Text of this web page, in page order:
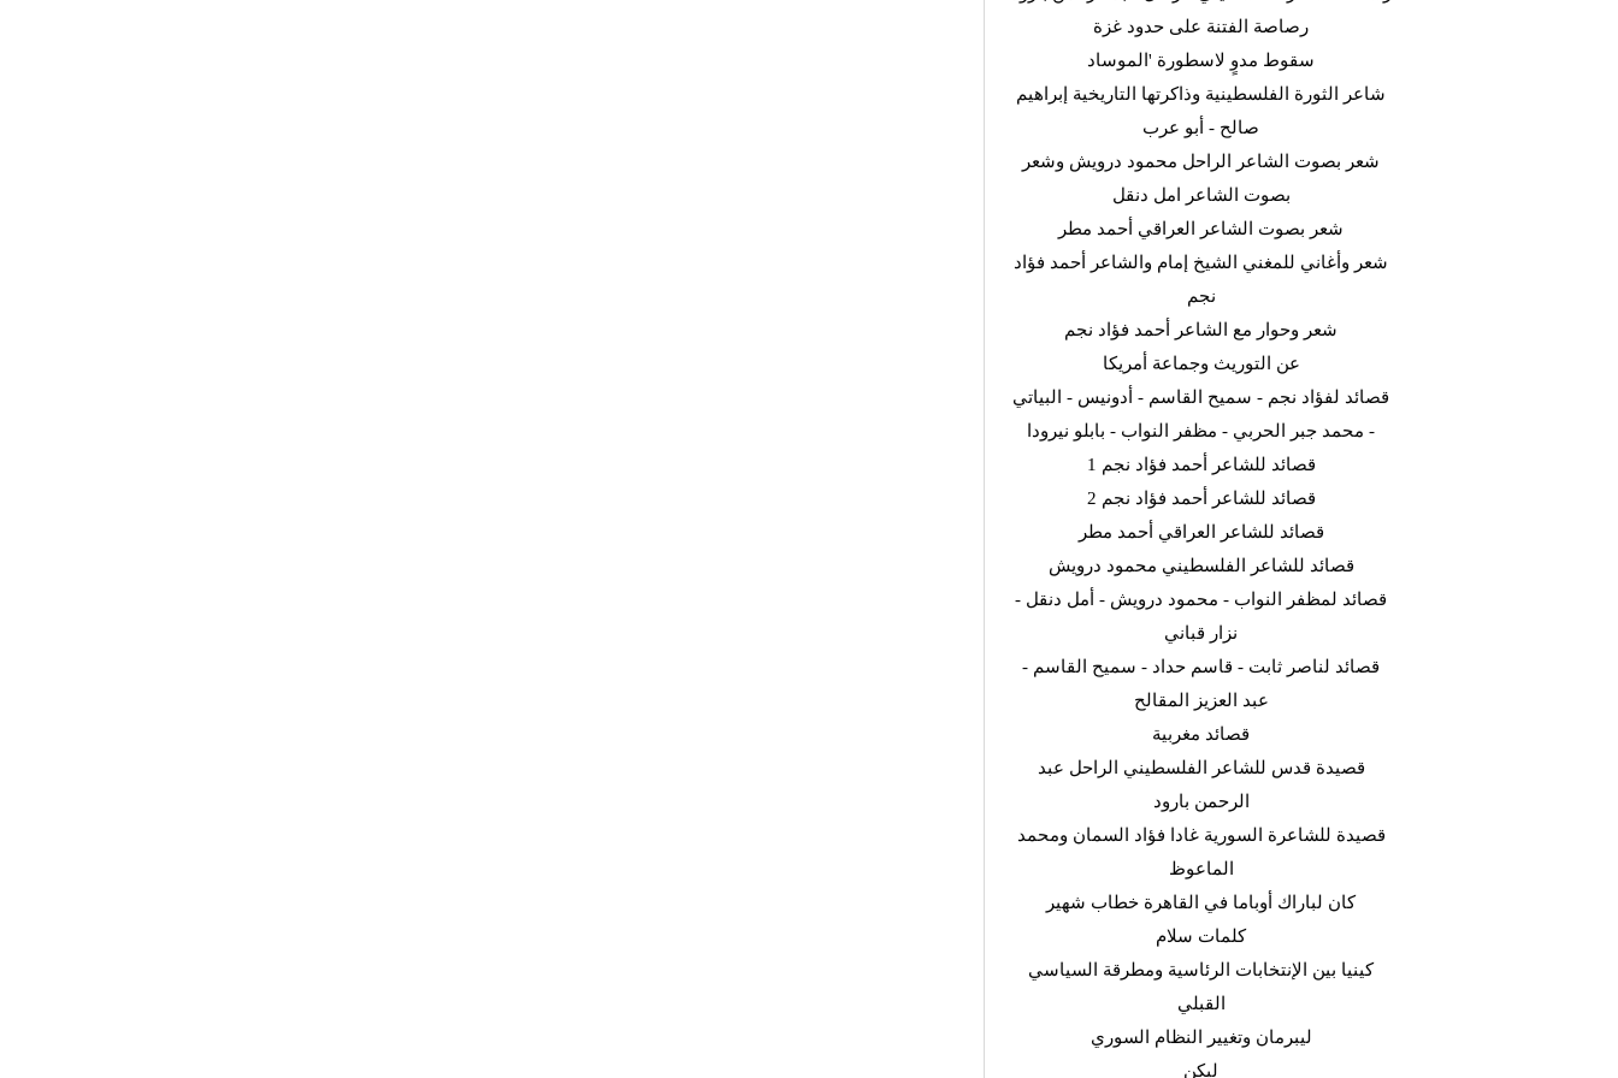
رصاصة الفتنة على حدود غزة
سقوط مدوٍ لاسطورة 'الموساد
شاعر الثورة الفلسطينية وذاكرتها التاريخية إبراهيم
صالح - أبو عرب
شعر بصوت الشاعر الراحل محمود درويش وشعر
بصوت الشاعر امل دنقل
شعر بصوت الشاعر العراقي أحمد مطر
شعر وأغاني للمغني الشيخ إمام والشاعر أحمد فؤاد
نجم
شعر وحوار مع الشاعر أحمد فؤاد نجم
عن التوريث وجماعة أمريكا
قصائد لفؤاد نجم - سميح القاسم - أدونيس - البياتي
- محمد جبر الحربي - مظفر النواب - بابلو نيرودا
قصائد للشاعر أحمد فؤاد نجم 1
قصائد للشاعر أحمد فؤاد نجم 2
قصائد للشاعر العراقي أحمد مطر
قصائد للشاعر الفلسطيني محمود درويش
قصائد لمظفر النواب - محمود درويش - أمل دنقل -
نزار قباني
قصائد لناصر ثابت - قاسم حداد - سميح القاسم -
عبد العزيز المقالح
قصائد مغربية
قصيدة قدس للشاعر الفلسطيني الراحل عبد
الرحمن بارود
قصيدة للشاعرة السورية غادا فؤاد السمان ومحمد
الماعوظ
كان لباراك أوباما في القاهرة خطاب شهير
كلمات سلام
كينيا بين الإنتخابات الرئاسية ومطرقة السياسي
القبلي
ليبرمان وتغيير النظام السوري
ليكن